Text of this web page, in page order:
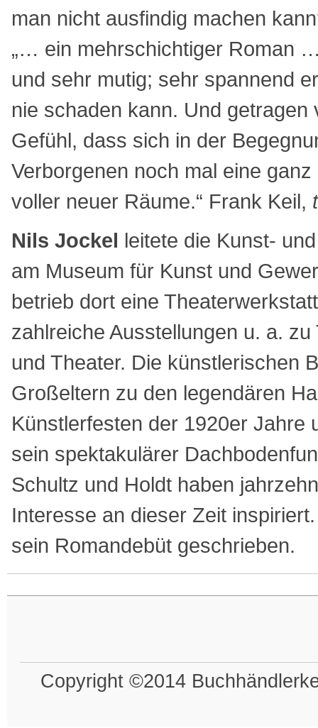
man nicht ausfindig machen
„… ein mehrschichtiger Roman
und sehr mutig; sehr spannend
nie schaden kann. Und getragen
Gefühl, dass sich in der
Verborgenen noch mal eine
voller neuer Räume.“ Frank Keil,
Nils Jockel leitete die Kunst-
am Museum für Kunst und
betrieb dort eine
zahlreiche Ausstellungen u. a.
und Theater. Die künstlerischen
Großeltern zu den legendären
Künstlerfesten der 1920er Jahre
sein spektakulärer
Schultz und Holdt haben
Interesse an dieser Zeit
sein Romandebüt geschrieben.
Copyright ©2014